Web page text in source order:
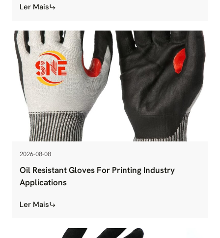
Ler Mais
2026-08-08
Oil Resistant Gloves For Printing Industry
Applications
Ler Mais